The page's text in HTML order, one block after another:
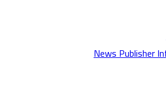
News Publisher